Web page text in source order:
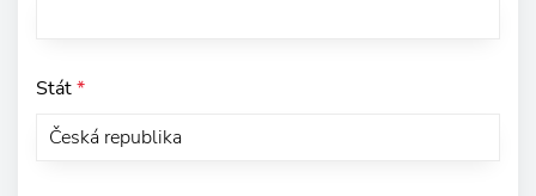
Stát*